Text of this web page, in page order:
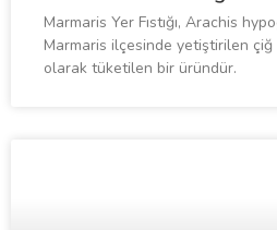
Marmaris Yer Fıstığı, Arachis
Marmaris ilçesinde yetiştirilen çiğ
olarak tüketilen bir üründür.